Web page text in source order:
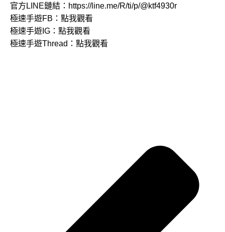
官方LINE鏈結： https://line.me/R/ti/p/@ktf4930r
極速手遊FB： 點我觀看
極速手遊IG： 點我觀看
極速手遊Thread： 點我觀看